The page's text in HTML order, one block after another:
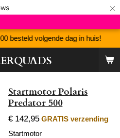
×
besteld volgende dag in huis!
Startmotor Polaris
Predator 500
€ 142,95 GRATIS verzending
Startmotor